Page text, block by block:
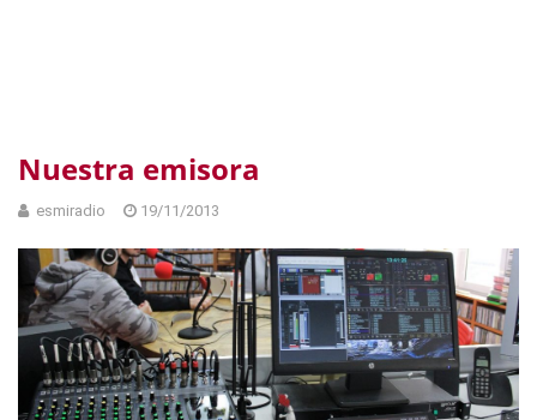
Nuestra emisora
esmiradio 19/11/2013